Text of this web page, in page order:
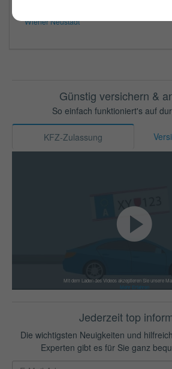
Wiener Neustadt
Günstig versichern &
So einfach funktioniert's auf
KFZ-Zulassung
Mit dem Laden des Videos akzeptieren Sie unsere
Mehr Erfahren
Jederzeit top
Die wichtigsten Neuigkeiten und
Experten gibt es für Sie ganz